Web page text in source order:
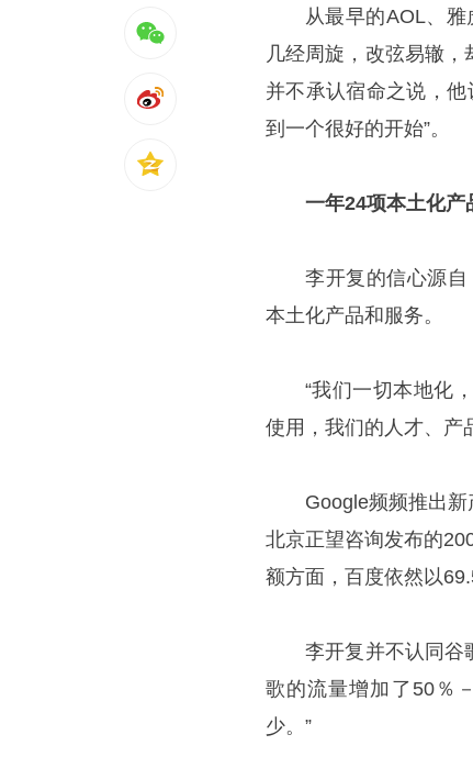
从最早的AOL、
几经周旋，改弦易辙
并不承认宿命之说，
到一个很好的开始”。
一年24项本土化产
李开复的信心源
本土化产品和服务。
“我们一切本地化
使用，我们的人才、产
Google频频推出
北京正望咨询发布的
额方面，百度依然以
李开复并不认同谷
歌的流量增加了50％
少。”